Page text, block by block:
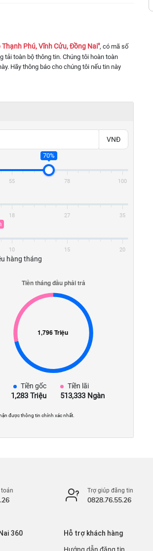
Phú, Vĩnh Cửu, Đồng Nai", có mã số
tải toàn bộ thông tin. Chúng tôi hoàn toàn
Hãy thông báo cho chúng tôi nếu tin này
VNĐ
70%
55 78 100
18 27 35
10 15 20
hàng tháng
Tiền gốc
1,283 Triệu
Tiền lãi
513,333 Ngàn
được thông tin chính xác nhất.
Trợ giúp đăng tin
0828.76.55.26
360 Hỗ trợ khách hàng